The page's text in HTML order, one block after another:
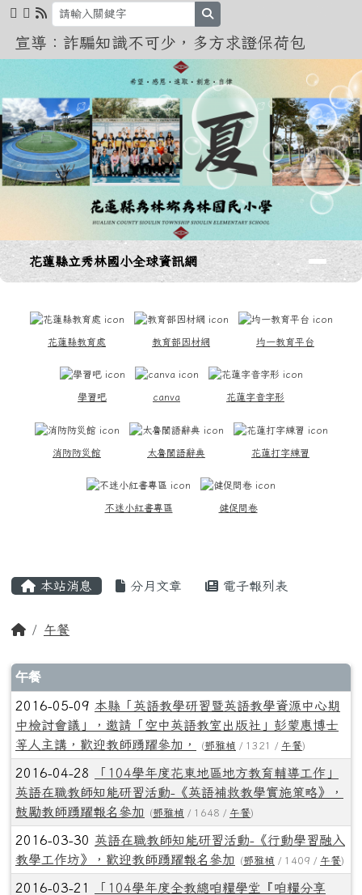
跳至主內容區
花蓮縣立秀林國小全球資訊網
宣導：詐騙知識不可少，多方求證保荷包
導覽列花蓮縣立秀林國小全球資訊網
花蓮縣教育處 教育部因材網 均一教育平台
學習吧 canva 花蓮字音字形
消防防災館 太魯閣語辭典 花蓮打字練習
不迷小紅書專區 健促問卷
本站消息 分月文章 電子報列表
回首頁
午餐
文章列表
午餐
2016-05-09 本縣「英語教學研習暨英語教學資源中心期
中檢討會議」，邀請「空中英語教室出版社」彭蒙惠博士
等人主講，歡迎教師踴躍參加，
(鄧雅楨 / 1321 / 午餐)
2016-04-28
「104學年度花東地區地方教育輔導工作」
英語在職教師知能研習活動-《英語補救教學實施策略》，
鼓勵教師踴躍報名參加
(鄧雅楨 / 1648 / 午餐)
2016-03-30 英語在職教師知能研習活動-《行動學習融入
教學工作坊》，歡迎教師踴躍報名參加
(鄧雅楨 / 1409 / 午餐)
2016-03-21
「104學年度全教總咱糧學堂『咱糧分享